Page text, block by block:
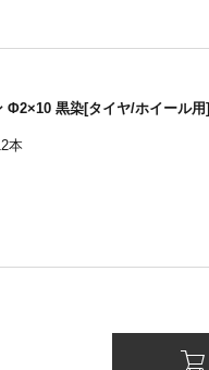
Φ2×10 黒染[タイヤ/ホイール用]
本